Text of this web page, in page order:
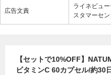
広告文責
ライネビュ
スタマーセ
【セットで10%OFF】
ビタミンC 60カプセル/約30